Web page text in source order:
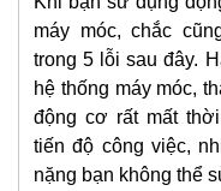
máy móc, chắc
trong 5 lỗi sau đây.
hệ thống máy móc,
động cơ rất mất
tiến độ công việc,
nặng bạn không thể